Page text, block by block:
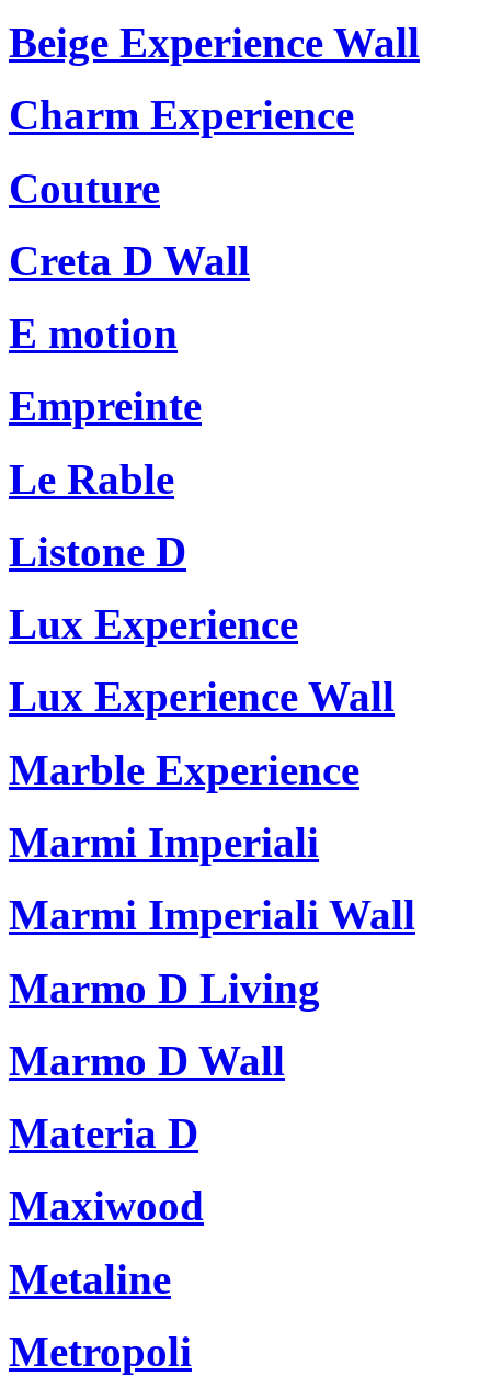
Beige Experience Wall
Charm Experience
Couture
Creta D Wall
E motion
Empreinte
Le Rable
Listone D
Lux Experience
Lux Experience Wall
Marble Experience
Marmi Imperiali
Marmi Imperiali Wall
Marmo D Living
Marmo D Wall
Materia D
Maxiwood
Metaline
Metropoli